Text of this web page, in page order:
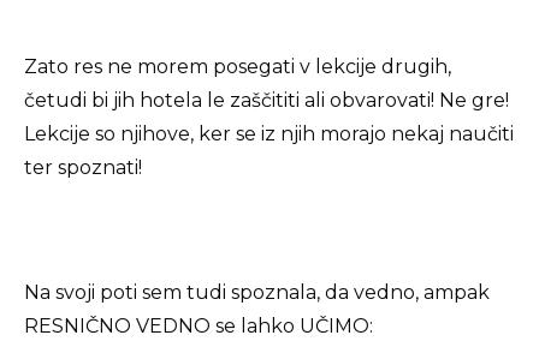
Zato res ne morem posegati v lekcije drugih,
četudi bi jih hotela le zaščititi ali obvarovati! Ne gre!
Lekcije so njihove, ker se iz njih morajo nekaj naučiti
ter spoznati!
Na svoji poti sem tudi spoznala, da vedno, ampak
RESNIČNO VEDNO se lahko UČIMO: